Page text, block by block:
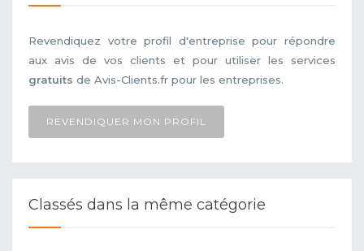
Revendiquez votre profil d'entreprise pour répondre
aux avis de vos clients et pour utiliser les services
gratuits de Avis-Clients.fr pour les entreprises.
REVENDIQUER MON PROFIL
Classés dans la même catégorie